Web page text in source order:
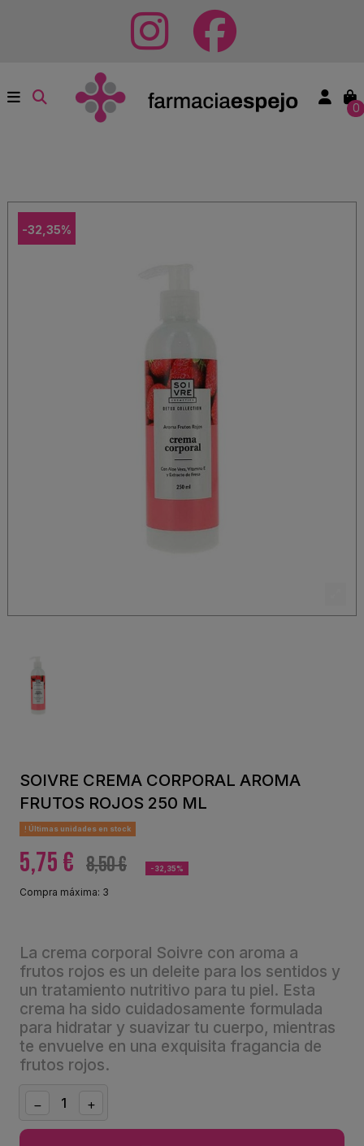
0
-32,35%
SOIVRE CREMA CORPORAL AROMA
FRUTOS ROJOS 250 ML
Últimas unidades en stock
5,75 € 8,50 € -32,35%
Compra máxima: 3
La crema corporal Soivre con aroma a
frutos rojos es un deleite para los sentidos y
un tratamiento nutritivo para tu piel. Esta
crema ha sido cuidadosamente formulada
para hidratar y suavizar tu cuerpo, mientras
te envuelve en una exquisita fragancia de
frutos rojos.